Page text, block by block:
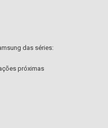
das séries:
próximas